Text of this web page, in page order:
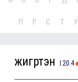
П Р С Т У
жигүүртэн I.20.4